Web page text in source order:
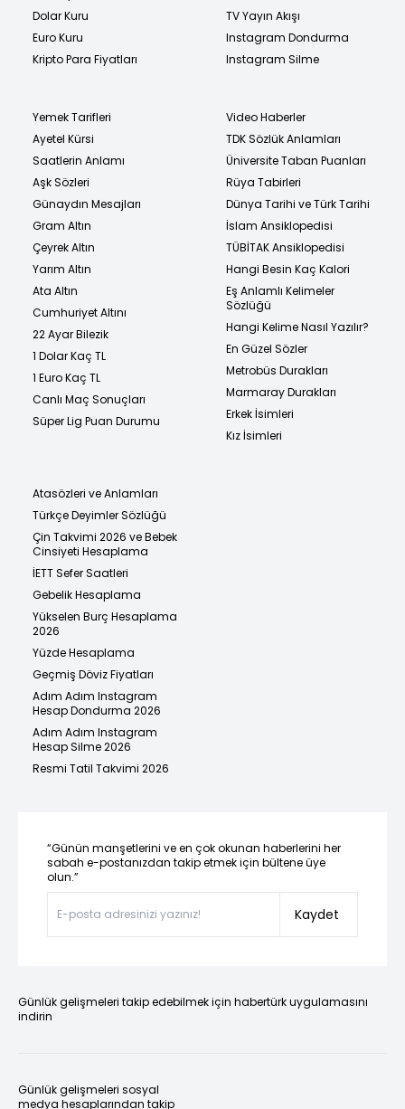
Dolar Kuru
Euro Kuru
Kripto Para Fiyatları
TV Yayın Akışı
Instagram Dondurma
Instagram Silme
Yemek Tarifleri
Ayetel Kürsi
Saatlerin Anlamı
Aşk Sözleri
Günaydın Mesajları
Gram Altın
Çeyrek Altın
Yarım Altın
Ata Altın
Cumhuriyet Altını
22 Ayar Bilezik
1 Dolar Kaç TL
1 Euro Kaç TL
Canlı Maç Sonuçları
Süper Lig Puan Durumu
Video Haberler
TDK Sözlük Anlamları
Üniversite Taban Puanları
Rüya Tabirleri
Dünya Tarihi ve Türk Tarihi
İslam Ansiklopedisi
TÜBİTAK Ansiklopedisi
Hangi Besin Kaç Kalori
Eş Anlamlı Kelimeler
Sözlüğü
Hangi Kelime Nasıl Yazılır?
En Güzel Sözler
Metrobüs Durakları
Marmaray Durakları
Erkek İsimleri
Kız İsimleri
Atasözleri ve Anlamları
Türkçe Deyimler Sözlüğü
Çin Takvimi 2026 ve Bebek
Cinsiyeti Hesaplama
İETT Sefer Saatleri
Gebelik Hesaplama
Yükselen Burç Hesaplama
2026
Yüzde Hesaplama
Geçmiş Döviz Fiyatları
Adım Adım Instagram
Hesap Dondurma 2026
Adım Adım Instagram
Hesap Silme 2026
Resmi Tatil Takvimi 2026
“Günün manşetlerini ve en çok okunan haberlerini her
sabah e-postanızdan takip etmek için bültene üye
olun.”
Kaydet
Günlük gelişmeleri takip edebilmek için habertürk uygulamasını
indirin
Günlük gelişmeleri sosyal
medya hesaplarından takip